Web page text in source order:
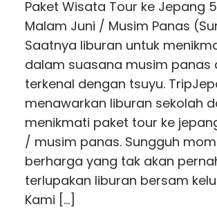
Paket Wisata Tour ke Jepang
Malam Juni / Musim Panas
Saatnya liburan untuk
dalam suasana musim panas
terkenal dengan tsuyu.
menawarkan liburan sekolah
menikmati paket tour ke
/ musim panas. Sungguh
berharga yang tak akan
terlupakan liburan bersam
Kami […]